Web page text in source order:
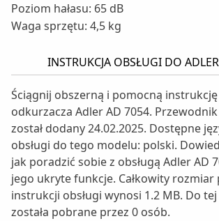
Poziom hałasu: 65 dB
Waga sprzętu: 4,5 kg
INSTRUKCJA OBSŁUGI DO
Ściągnij obszerną i pomocną instrukcję
odkurzacza Adler AD 7054.
został dodany 24.02.2025. Dostępne
obsługi do tego modelu: polski.
jak poradzić sobie z obsługą Adler AD
jego ukryte funkcje. Całkowity rozmiar
instrukcji obsługi wynosi 1.2 MB. Do
została pobrane przez 0 osób.